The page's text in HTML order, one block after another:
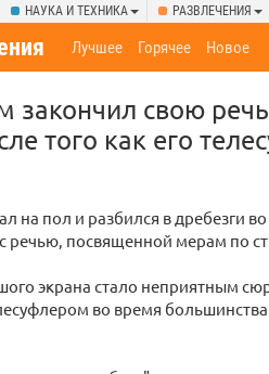
НАУКА И ТЕХНИКА РАЗВЛЕЧЕНИЯ
Лучшее Горячее Новое
закончил свою
того как его
на пол и разбился в дребезги
речью, посвященной мерам по
экрана стало неприятным
во время